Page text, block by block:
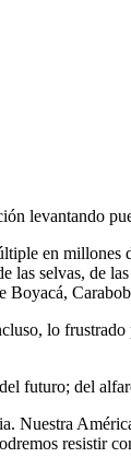
levantando
en
las selvas, de
Boyacá,
lo
futuro; del
resistir